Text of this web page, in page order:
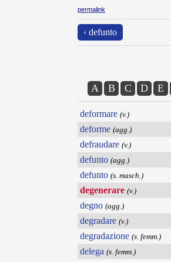
permalink
‹ defunto
A B C D E
deformare (v.)
deforme (agg.)
defraudare (v.)
defunto (agg.)
defunto (s. masch.)
degenerare (v.)
degno (agg.)
degradare (v.)
degradazione (s. femm.)
delega (s. femm.)